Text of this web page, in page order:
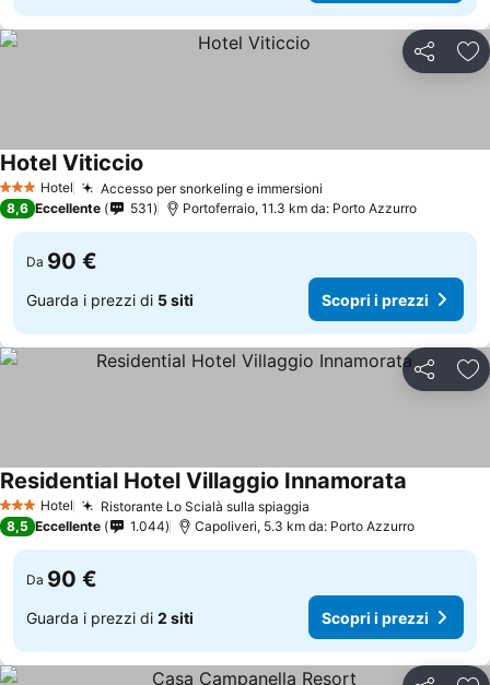
Condividi
3 StelleHotel Accesso per snorkeling e immersioni
Hotel Viticcio
8,6 Eccellente 531 Portoferraio, 11.3 km da: Porto Azzurro
Da 90 €
Guarda i prezzi di 5 siti Scopri i prezzi
Condividi
3 StelleHotel Ristorante Lo Scialà sulla spiaggia
Residential Hotel Villaggio Innamorata
8,5 Eccellente 1.044 Capoliveri, 5.3 km da: Porto Azzurro
Da 90 €
Guarda i prezzi di 2 siti Scopri i prezzi